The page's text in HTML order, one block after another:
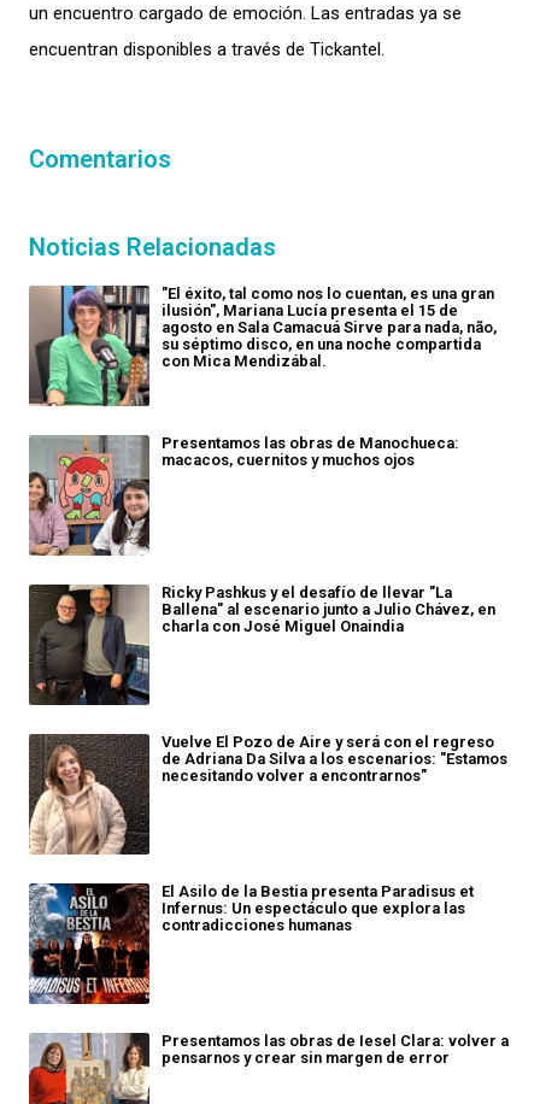
un encuentro cargado de emoción. Las entradas ya se
encuentran disponibles a través de Tickantel.
Comentarios
Noticias Relacionadas
"El éxito, tal como nos lo cuentan, es una gran
ilusión", Mariana Lucía presenta el 15 de
agosto en Sala Camacuá Sirve para nada, não,
su séptimo disco, en una noche compartida
con Mica Mendizábal.
Presentamos las obras de Manochueca:
macacos, cuernitos y muchos ojos
Ricky Pashkus y el desafío de llevar "La
Ballena" al escenario junto a Julio Chávez, en
charla con José Miguel Onaindia
Vuelve El Pozo de Aire y será con el regreso
de Adriana Da Silva a los escenarios: "Estamos
necesitando volver a encontrarnos"
El Asilo de la Bestia presenta Paradisus et
Infernus: Un espectáculo que explora las
contradicciones humanas
Presentamos las obras de Iesel Clara: volver a
pensarnos y crear sin margen de error